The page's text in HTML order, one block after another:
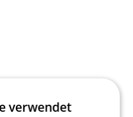
verwendet